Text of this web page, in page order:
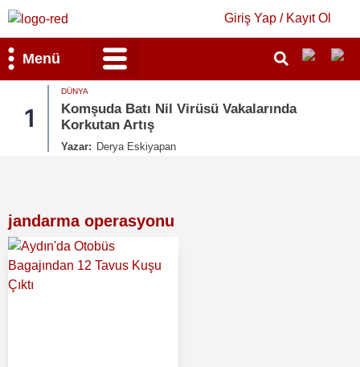
Giriş Yap / Kayıt Ol
Menü
2
Sosyal Medyada Kitlesel Göç Çağrısı:
İspanya Harekete Geçti
Yazar: Derya Eskiyapan
jandarma operasyonu